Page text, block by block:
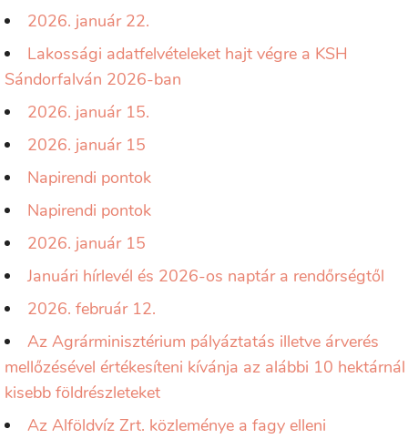
2026. január 22.
Lakossági adatfelvételeket hajt végre a KSH
Sándorfalván 2026-ban
2026. január 15.
2026. január 15
Napirendi pontok
Napirendi pontok
2026. január 15
Januári hírlevél és 2026-os naptár a rendőrségtől
2026. február 12.
Az Agrárminisztérium pályáztatás illetve árverés
mellőzésével értékesíteni kívánja az alábbi 10 hektárnál
kisebb földrészleteket
Az Alföldvíz Zrt. közleménye a fagy elleni